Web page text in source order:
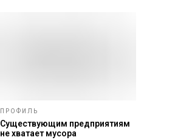
ПРОФИЛЬ
Существующим предприятиям
не хватает мусора